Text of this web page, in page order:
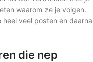
waarom ze je volgen.
veel posten en daarna
die nep